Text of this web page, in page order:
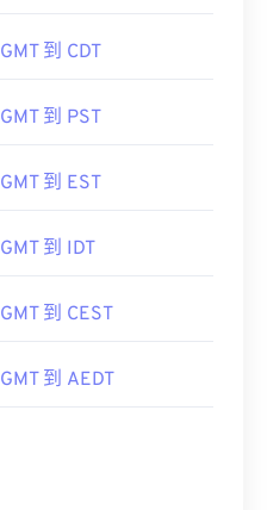
GMT 到 CDT
GMT 到 PST
GMT 到 EST
GMT 到 IDT
GMT 到 CEST
GMT 到 AEDT